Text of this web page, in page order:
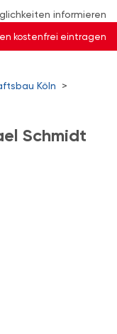
informieren
kostenfrei eintragen
Köln
>
Schmidt